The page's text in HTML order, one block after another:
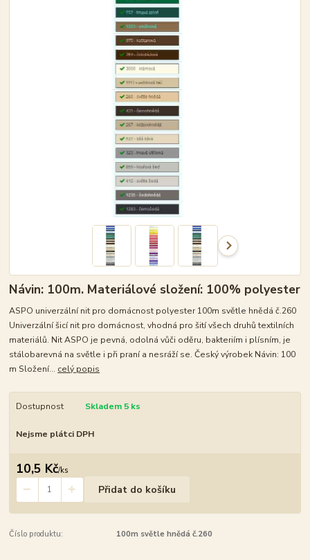
Návin: 100m. Materiálové složení: 100% polyester
ASPO univerzální nit pro domácnost polyester 100m světle hnědá č.260
Univerzální šicí nit pro domácnost, vhodná pro šití všech druhů textilních
materiálů. Nit ASPO je pevná, odolná vůči oděru, bakteriím i plísním, je
stálobarevná na světle i při praní a nesráží se. Český výrobek Návin: 100
m Složení... celý popis
Dostupnost Skladem 5 ks
Nejsme plátci DPH
10,5 Kč/ks
Přidat do košíku
Číslo produktu: 100m světle hnědá č.260